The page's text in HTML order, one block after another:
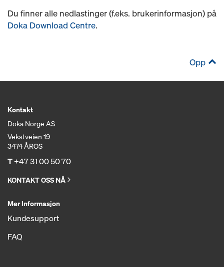
Du finner alle nedlastinger (f.eks. brukerinformasjon) på
Doka Download Centre.
Opp
Kontakt
Doka Norge AS
Vekstveien 19
3474 ÅROS
T+47 31 00 50 70
KONTAKT OSS NÅ
Mer Informasjon
Kundesupport
FAQ